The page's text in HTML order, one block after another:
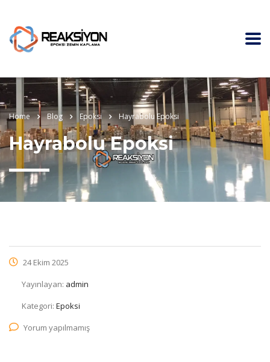
Home Blog Epoksi Hayrabolu Epoksi
Hayrabolu Epoksi
24 Ekim 2025
Yayınlayan: admin
Kategori: Epoksi
Yorum yapılmamış